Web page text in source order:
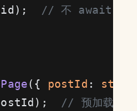
// 不 await，启
({ postId :
// 预加载评论